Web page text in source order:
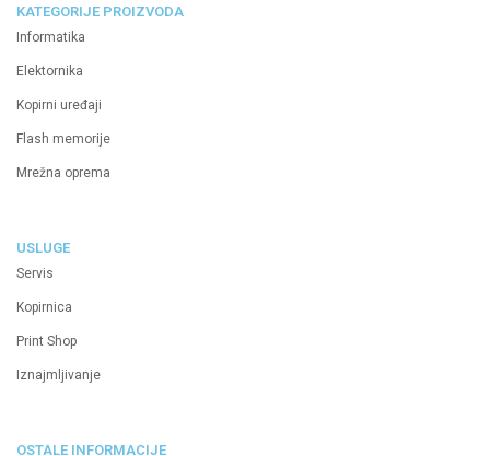
KATEGORIJE PROIZVODA
Informatika
Elektornika
Kopirni uređaji
Flash memorije
Mrežna oprema
USLUGE
Servis
Kopirnica
Print Shop
Iznajmljivanje
OSTALE INFORMACIJE